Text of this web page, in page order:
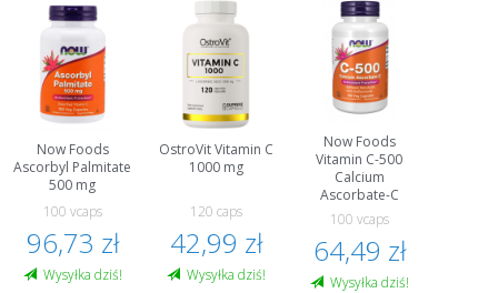
Now Foods
Ascorbyl Palmitate
500 mg
100 vcaps
96,73 zł
Wysyłka dziś!
OstroVit Vitamin C
1000 mg
120 caps
42,99 zł
Wysyłka dziś!
Now Foods
Vitamin C-500
Calcium
Ascorbate-C
100 vcaps
64,49 zł
Wysyłka dziś!